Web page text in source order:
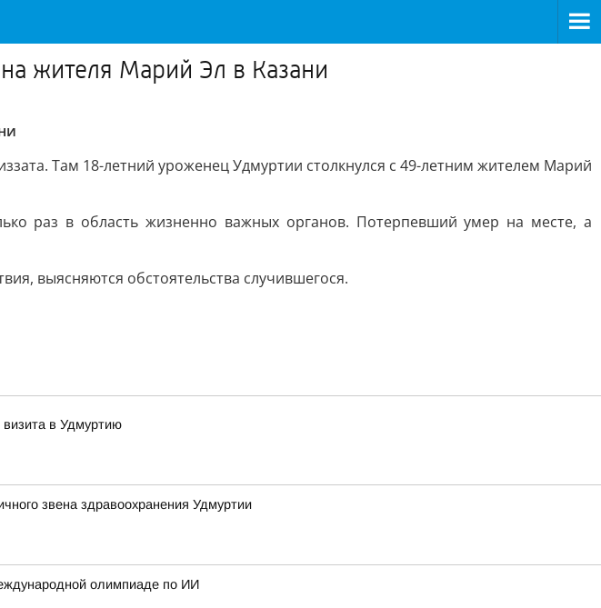
жителя Марий Эл в Казани
Там 18-летний уроженец Удмуртии столкнулся с 49-летним жителем Марий
раз в область жизненно важных органов. Потерпевший умер на месте, а
выясняются обстоятельства случившегося.
в Удмуртию
звена здравоохранения Удмуртии
олимпиаде по ИИ